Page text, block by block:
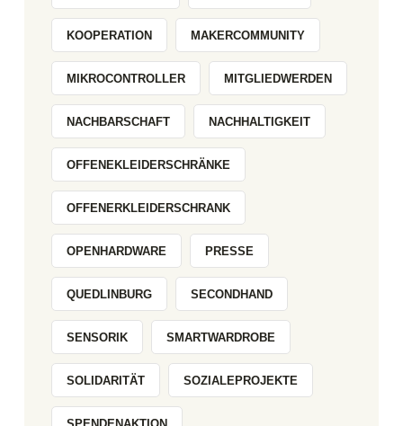
KOOPERATION MAKERCOMMUNITY
MIKROCONTROLLER MITGLIEDWERDEN
NACHBARSCHAFT NACHHALTIGKEIT
OFFENEKLEIDERSCHRÄNKE
OFFENERKLEIDERSCHRANK
OPENHARDWARE PRESSE
QUEDLINBURG SECONDHAND
SENSORIK SMARTWARDROBE
SOLIDARITÄT SOZIALEPROJEKTE